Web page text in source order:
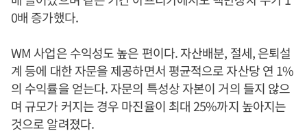
0배 증가했다.
WM 사업은 수익성도 높은 편이다. 자산배분, 절세, 은퇴설
계 등에 대한 자문을 제공하면서 평균적으로 자산당 연 1%
의 수익률을 얻는다. 자문의 특성상 자본이 거의 들지 않으
며 규모가 커지는 경우 마진율이 최대 25%까지 높아지는
것으로 알려졌다.